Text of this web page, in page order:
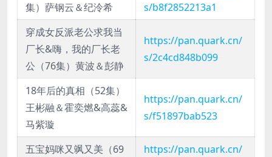
集）萨钢云＆纪泠希
s/b8f2852213a1
穿成女反派老公求我当
厂长&嗨，我的厂长老
公（76集）黄波＆彭静
https://pan.quark.cn/
s/2c4cd848b099
18年后的真相（52集）
王彬融＆霍奕燃&高蕊&
马紫璇
https://pan.quark.cn/
s/f51897bab523
五宝妈咪又飒又美（69 https://pan.quark.cn/